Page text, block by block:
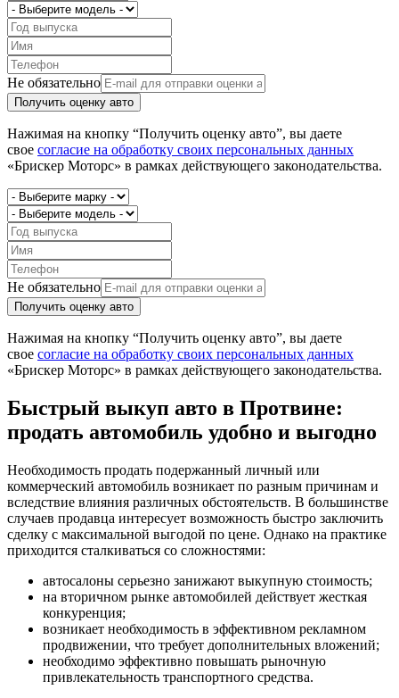
Не обязательно
Получить оценку авто
Нажимая на кнопку “Получить оценку авто”, вы даете
свое согласие на обработку своих персональных данных
«Брискер Моторс» в рамках действующего законодательства.
Не обязательно
Получить оценку авто
Нажимая на кнопку “Получить оценку авто”, вы даете
свое согласие на обработку своих персональных данных
«Брискер Моторс» в рамках действующего законодательства.
Быстрый выкуп авто в Протвине:
продать автомобиль удобно и выгодно
Необходимость продать подержанный личный или
коммерческий автомобиль возникает по разным причинам и
вследствие влияния различных обстоятельств. В большинстве
случаев продавца интересует возможность быстро заключить
сделку с максимальной выгодой по цене. Однако на практике
приходится сталкиваться со сложностями:
автосалоны серьезно занижают выкупную стоимость;
на вторичном рынке автомобилей действует жесткая
конкуренция;
возникает необходимость в эффективном рекламном
продвижении, что требует дополнительных вложений;
необходимо эффективно повышать рыночную
привлекательность транспортного средства.